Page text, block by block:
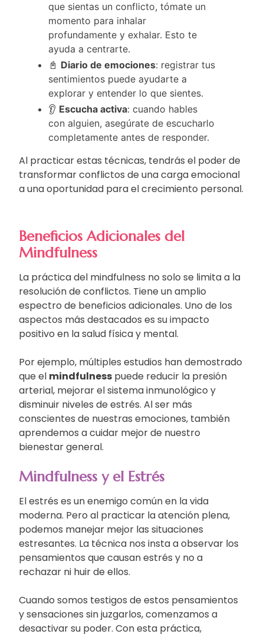
que sientas un conflicto, tómate un
momento para inhalar
profundamente y exhalar. Esto te
ayuda a centrarte.
📓 Diario de emociones: registrar tus
sentimientos puede ayudarte a
explorar y entender lo que sientes.
👂 Escucha activa: cuando hables
con alguien, asegúrate de escucharlo
completamente antes de responder.
Al practicar estas técnicas, tendrás el poder de
transformar conflictos de una carga emocional
a una oportunidad para el crecimiento personal.
Beneficios Adicionales del
Mindfulness
La práctica del mindfulness no solo se limita a la
resolución de conflictos. Tiene un amplio
espectro de beneficios adicionales. Uno de los
aspectos más destacados es su impacto
positivo en la salud física y mental.
Por ejemplo, múltiples estudios han demostrado
que el mindfulness puede reducir la presión
arterial, mejorar el sistema inmunológico y
disminuir niveles de estrés. Al ser más
conscientes de nuestras emociones, también
aprendemos a cuidar mejor de nuestro
bienestar general.
Mindfulness y el Estrés
El estrés es un enemigo común en la vida
moderna. Pero al practicar la atención plena,
podemos manejar mejor las situaciones
estresantes. La técnica nos insta a observar los
pensamientos que causan estrés y no a
rechazar ni huir de ellos.
Cuando somos testigos de estos pensamientos
y sensaciones sin juzgarlos, comenzamos a
desactivar su poder. Con esta práctica,